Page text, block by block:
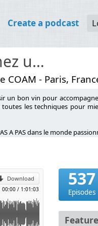
Create a podcast
Le Vin Pas à Pas - Devenez un dégustateur averti
COAM - Paris,
un bon vin pour
les techniques pour
A PAS dans le monde
And More),
nom (podcast n°1 en France
pour se former au vin),
distance du prestigieux
innovant pour transmettre
un meilleur
Download
00:00 / 1:01:03
enregistrée
537
Episodes